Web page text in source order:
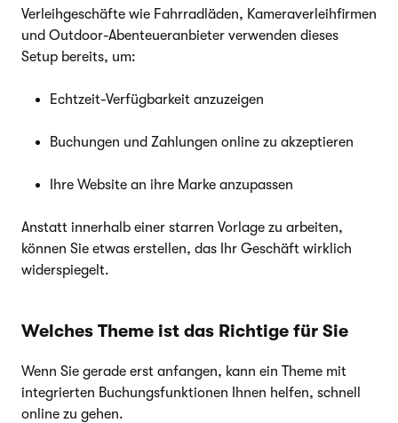
Verleihgeschäfte wie Fahrradläden, Kameraverleihfirmen
und Outdoor-Abenteueranbieter verwenden dieses
Setup bereits, um:
Echtzeit-Verfügbarkeit anzuzeigen
Buchungen und Zahlungen online zu akzeptieren
Ihre Website an ihre Marke anzupassen
Anstatt innerhalb einer starren Vorlage zu arbeiten,
können Sie etwas erstellen, das Ihr Geschäft wirklich
widerspiegelt.
Welches Theme ist das Richtige für Sie
Wenn Sie gerade erst anfangen, kann ein Theme mit
integrierten Buchungsfunktionen Ihnen helfen, schnell
online zu gehen.